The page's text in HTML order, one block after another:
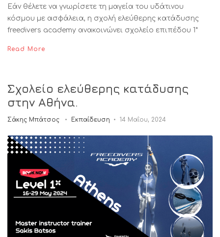
Εάν θέλετε να γνωρίσετε τη μαγεία του υδάτινου
κόσμου με ασφάλεια, η σχολή ελεύθερης κατάδυσης
freedivers academy ανακοινώνει σχολείο επιπέδου 1*
Read More
Σχολείο ελεύθερης κατάδυσης
στην Αθήνα.
Σάκης Μπάτσος Εκπαίδευση 14 Μαΐου, 2024